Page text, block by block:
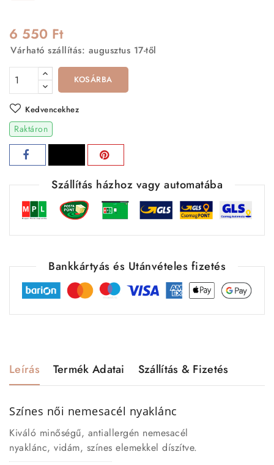
6 550 Ft
Várható szállítás: augusztus 17-től
KOSÁRBA
Kedvencekhez
Raktáron
Szállítás házhoz vagy automatába
Bankkártyás és Utánvételes fizetés
Leírás Termék Adatai Szállítás & Fizetés
Színes női nemesacél nyaklánc
Kiváló minőségű, antiallergén nemesacél
nyaklánc, vidám, színes elemekkel díszítve.